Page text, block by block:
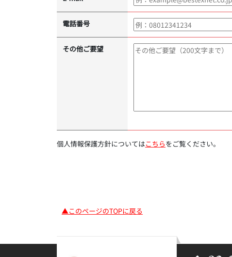
電話番号
その他ご要望
個人情報保護方針についてはこちらをご覧ください。
▲このページのTOPに戻る